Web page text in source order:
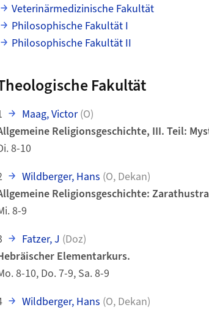
Veterinärmedizinische Fakultät
Philosophische Fakultät I
Philosophische Fakultät II
Fakultät
Maag, Victor (O)
Religionsgeschichte, III. Teil:
8-10
Wildberger, Hans (O, Dekan)
Religionsgeschichte:
8-9
Fatzer, J (Doz)
Elementarkurs.
8-10, Do. 7-9, Sa. 8-9
Wildberger, Hans (O, Dekan)